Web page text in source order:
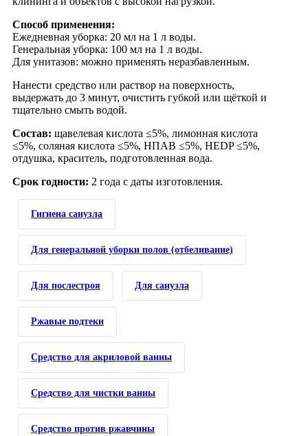
Способ применения:
Ежедневная уборка: 20 мл на 1 л воды.
Генеральная уборка: 100 мл на 1 л воды.
Для унитазов: можно применять неразбавленным.
Нанести средство или раствор на поверхность,
выдержать до 3 минут, очистить губкой или щёткой и
тщательно смыть водой.
Состав: щавелевая кислота ≤5%, лимонная кислота
≤5%, соляная кислота ≤5%, НПАВ ≤5%, HEDP ≤5%,
отдушка, краситель, подготовленная вода.
Срок годности: 2 года с даты изготовления.
Гигиена санузла
Для генеральной уборки полов (отбеливание)
Для послестроя Для санузла
Ржавые подтеки
Средство для акриловой ванны
Средство для чистки ванны
Средство против ржавчины